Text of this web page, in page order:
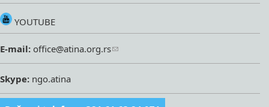
YOUTUBE
E-mail: office@atina.org.rs
Skype: ngo.atina